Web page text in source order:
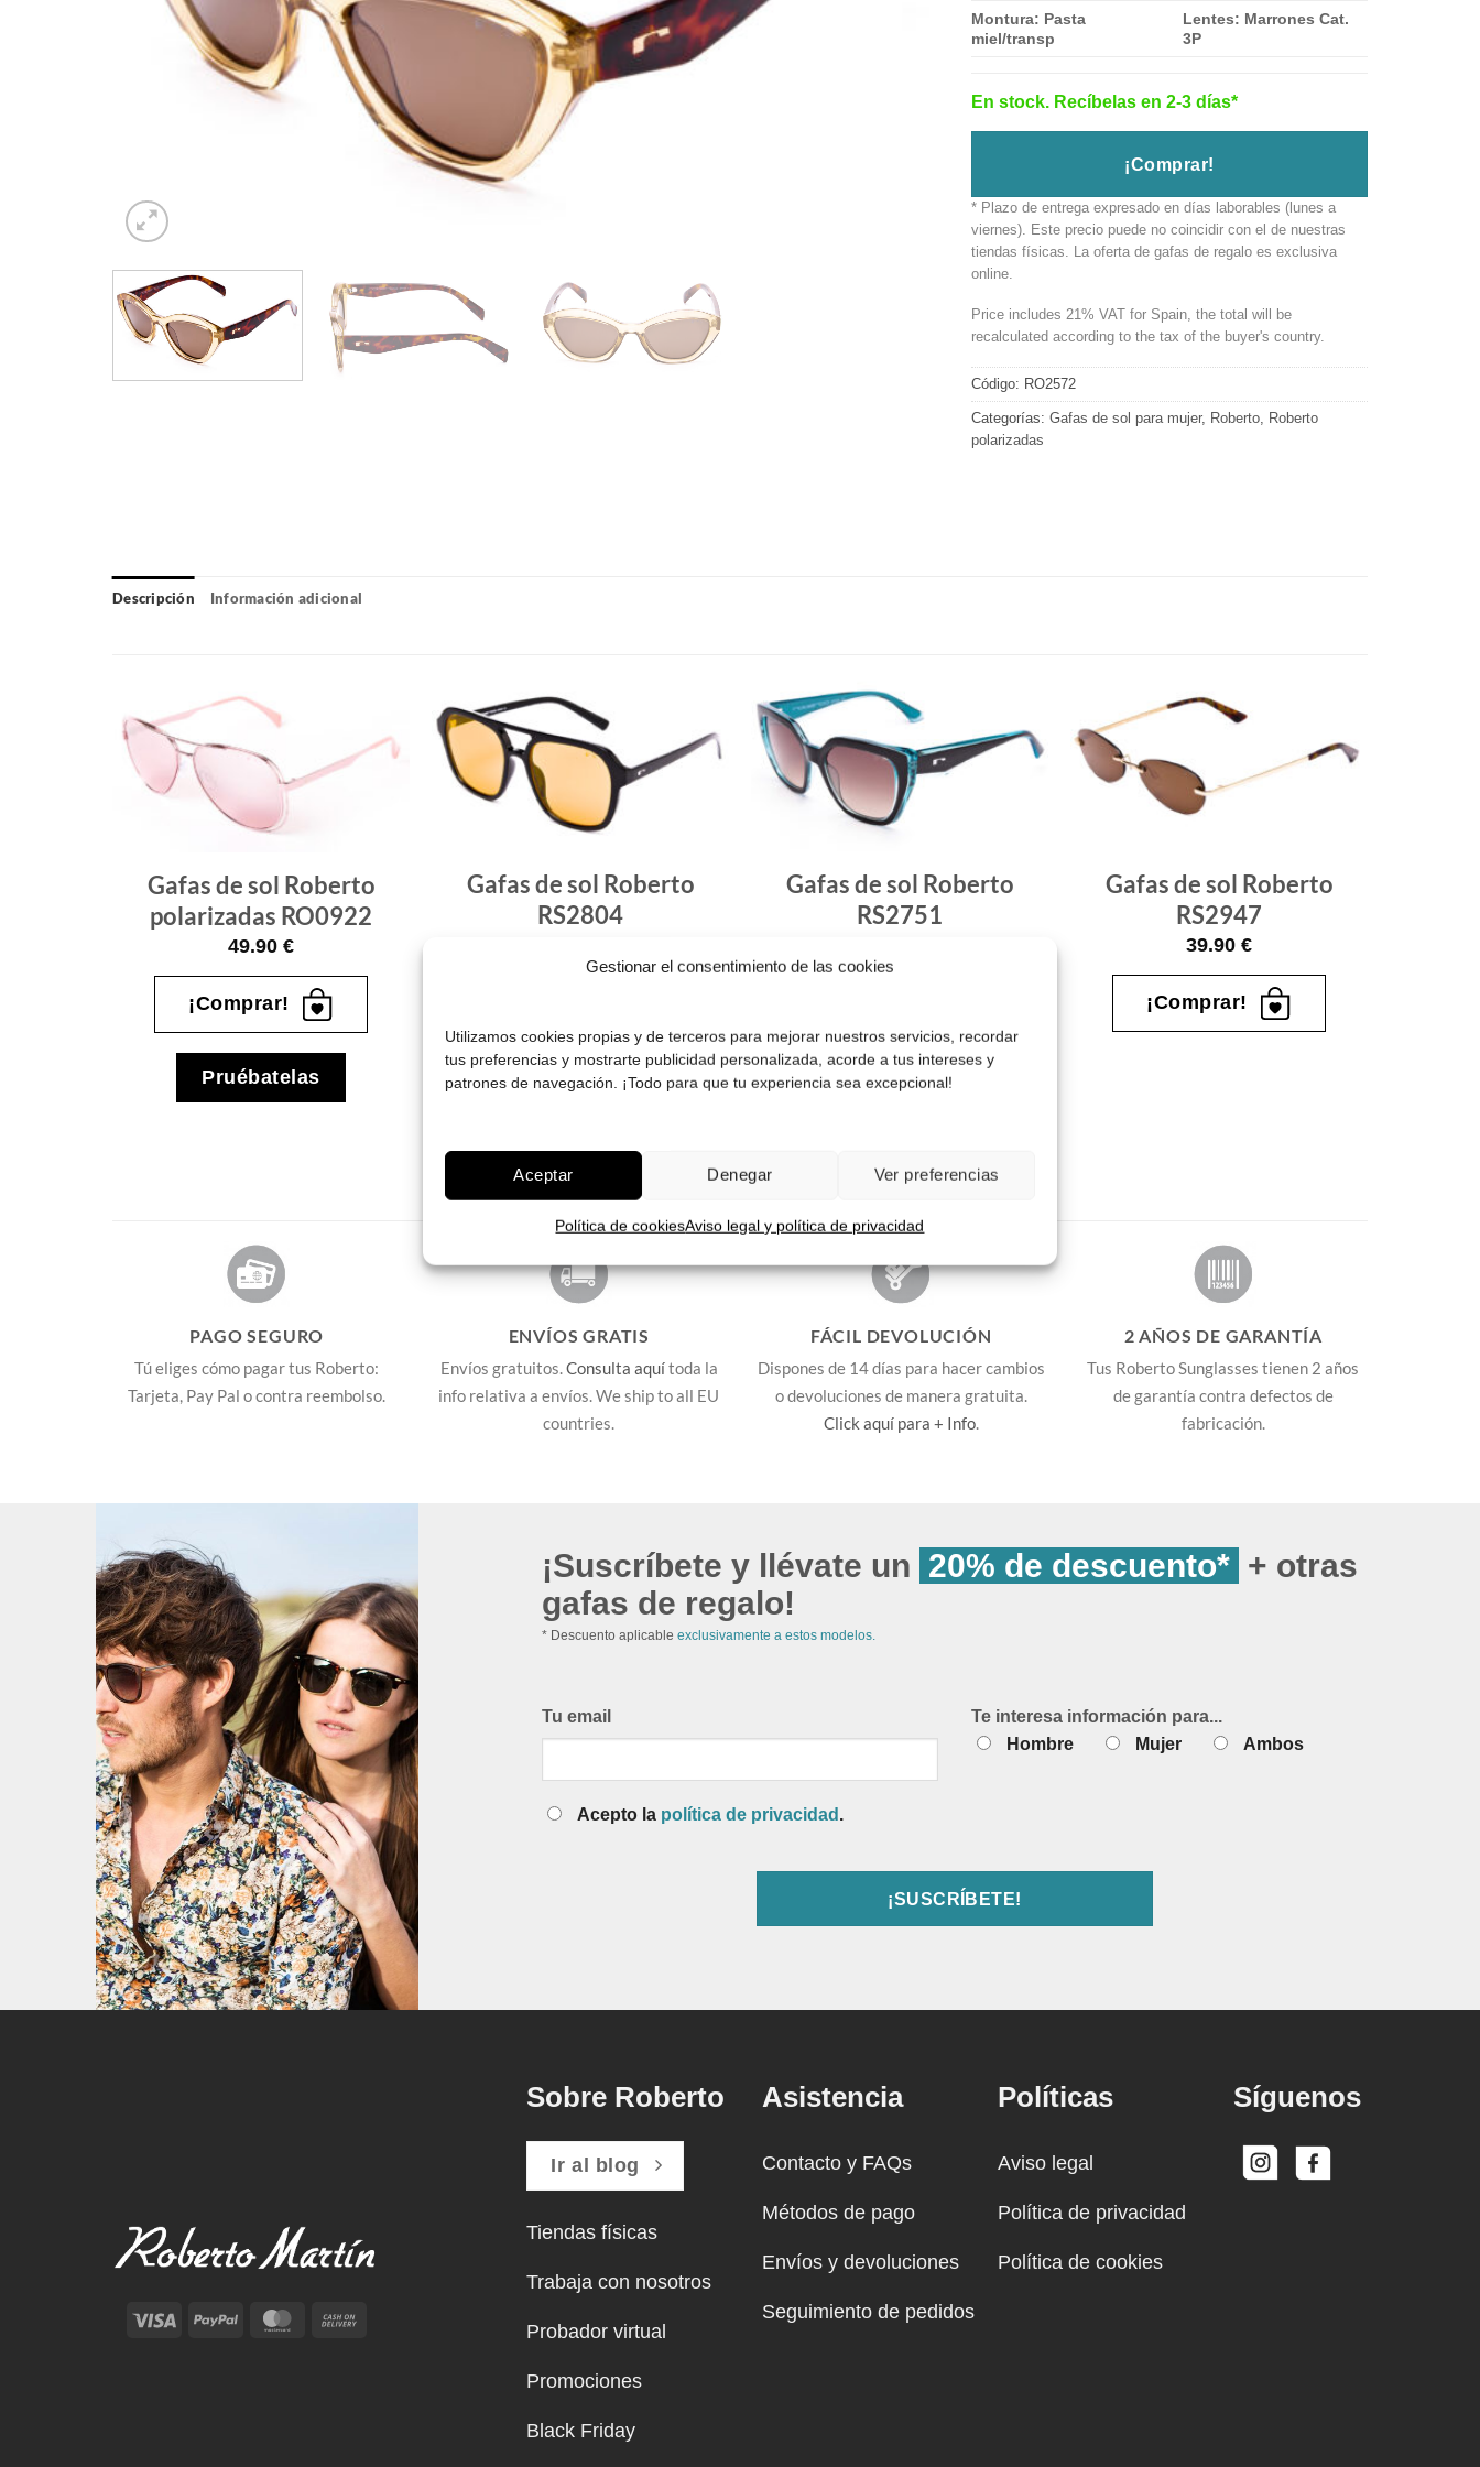
Gestionar el consentimiento de las cookies
Utilizamos cookies propias y de terceros para mejorar nuestros servicios, recordar
tus preferencias y mostrarte publicidad personalizada, acorde a tus intereses y
patrones de navegación. ¡Todo para que tu experiencia sea excepcional!
Aceptar Denegar Ver preferencias
Política de cookiesAviso legal y política de privacidad
Montura: Pasta
miel/transp
Lentes: Marrones Cat.
3P
En stock. Recíbelas en 2-3 días*
¡Comprar!
* Plazo de entrega expresado en días laborables (lunes a
viernes). Este precio puede no coincidir con el de nuestras
tiendas físicas. La oferta de gafas de regalo es exclusiva
online.
Price includes 21% VAT for Spain, the total will be
recalculated according to the tax of the buyer's country.
Código: RO2572
Categorías: Gafas de sol para mujer, Roberto
Roberto
polarizadas
Descripción Información adicional
de sol
Gafas de sol Roberto
polarizadas RO0922
49.90 €
¡Comprar!
Pruébatelas
Gafas
de sol
Gafas de sol Roberto
RS2804
Gafas
de sol
Gafas de sol Roberto
RS2751
de sol
Gafas de sol Roberto
RS2947
39.90 €
¡Comprar!
PAGO SEGURO
Tú eliges cómo pagar tus Roberto:
Tarjeta, Pay Pal o contra reembolso.
ENVÍOS GRATIS
Envíos gratuitos.Consulta aquítoda la
info relativa a envíos. We ship to all EU
countries.
FÁCIL DEVOLUCIÓN
Dispones de 14 días para hacer cambios
o devoluciones de manera gratuita.
Click aquí para + Info.
2 AÑOS DE GARANTÍA
Tus Roberto Sunglasses tienen 2 años
de garantía contra defectos de
fabricación.
¡Suscríbete y llévate un 20% de descuento* + otras
gafas de regalo!
* Descuento aplicable exclusivamente a estos modelos.
Tu email
Acepto la política de privacidad .
Te interesa información para...
Hombre
Mujer Ambos
Visa PayPal MasterCard
Sobre Roberto
Ir al blog
Tiendas físicas
Trabaja con nosotros
Probador virtual
Promociones
Black Friday
Asistencia
Contacto y FAQs
Métodos de pago
Envíos y devoluciones
Seguimiento de pedidos
Políticas
Aviso legal
Política de privacidad
Política de cookies
Síguenos